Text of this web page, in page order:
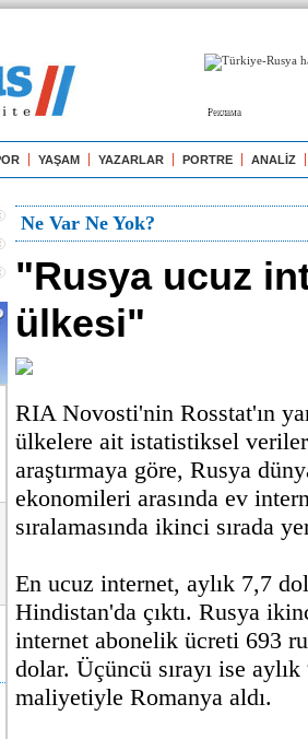
Реклама
YAŞAM YAZARLAR PORTRE ANALİZ
Ne Var Ne Yok?
"Rusya ucuz
ülkesi"
RIA Novosti'nin Rosstat'ın
ülkelere ait istatistiksel
araştırmaya göre, Rusya
ekonomileri arasında ev
sıralamasında ikinci sırada
En ucuz internet, aylık 7,7
Hindistan'da çıktı. Rusya
internet abonelik ücreti 693
dolar. Üçüncü sırayı ise
maliyetiyle Romanya aldı.